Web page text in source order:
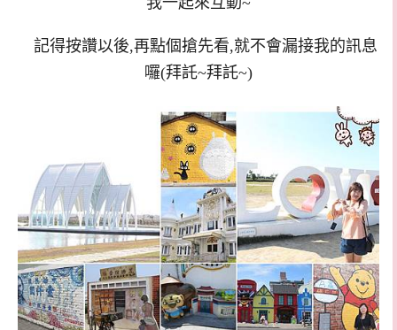
記得按讚以後,再點個搶先看,就不會漏接我的訊息
囉(拜託~拜託~)